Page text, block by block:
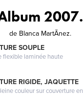
2007.
de Blanca MartÃ­nez.
SOUPLE
flexible laminée haute
RIGIDE, JAQUETTE
couleur sur couverture en